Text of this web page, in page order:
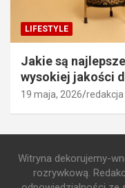
LIFESTYLE
Jakie są
wysokiej jakości
19 maja, 2026 redakcja
Witryna dekorujemy-
rozrywkową.